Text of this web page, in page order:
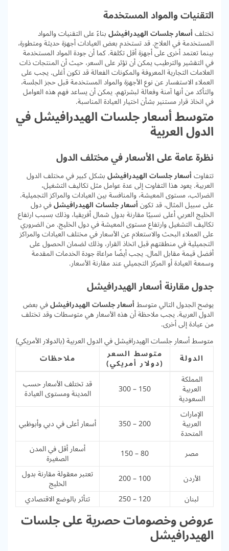
التقنيات والمواد المستخدمة
تختلفأسعار جلسات الهيدرافيشلبناءً على التقنيات والمواد
المستخدمة في العلاج. قد تستخدم بعض العيادات أجهزة حديثة ومتطورة،
بينما تعتمد أخرى على أجهزة أقل تكلفة. كما أن جودة المواد المستخدمة
في التقشير والترطيب يمكن أن تؤثر على السعر، حيث أن المنتجات ذات
العلامات التجارية المعروفة والمكونات الفعالة قد تكون أغلى. يجب على
العملاء الاستفسار عن نوع الأجهزة والمواد المستخدمة قبل حجز الجلسة،
والتأكد من أنها آمنة وفعالة لبشرتهم. يمكن أن يساعد فهم هذه العوامل
في اتخاذ قرار مستنير بشأن اختيار العيادة المناسبة.
متوسط أسعار جلسات الهيدرافيشل في
الدول العربية
نظرة عامة على الأسعار في مختلف الدول
تتفاوتأسعار جلسات الهيدرافيشلبشكل كبير في مختلف الدول
العربية. يعود هذا التفاوت إلى عدة عوامل مثل تكاليف التشغيل،
الضرائب، مستوى المعيشة، والمنافسة بين العيادات والمراكز التجميلية.
على سبيل المثال، قد تكونأسعار جلسات الهيدرافيشلفي دول
الخليج العربي أعلى نسبيًا مقارنة بدول شمال أفريقيا، وذلك بسبب ارتفاع
تكاليف التشغيل وارتفاع مستوى المعيشة في دول الخليج. من الضروري
على العملاء البحث والاستعلام عن الأسعار في مختلف العيادات والمراكز
التجميلية في منطقتهم قبل اتخاذ القرار، وذلك لضمان الحصول على
أفضل قيمة مقابل المال. يجب أيضًا مراعاة جودة الخدمات المقدمة
وسمعة العيادة أو المركز التجميلي عند مقارنة الأسعار.
جدول مقارنة أسعار الهيدرافيشل
يوضح الجدول التالي متوسطأسعار جلسات الهيدرافيشلفي بعض
الدول العربية. يجب ملاحظة أن هذه الأسعار هي متوسطات وقد تختلف
من عيادة إلى أخرى.
متوسط أسعار جلسات الهيدرافيشل في الدول العربية (بالدولار الأمريكي)
الدولة
متوسط السعر
(دولار أمريكي)
ملاحظات
المملكة
العربية
السعودية
150 – 300 قد تختلف الأسعار حسب
المدينة ومستوى العيادة
الإمارات
العربية
المتحدة
200 – 350
أسعار أعلى في دبي وأبوظبي
مصر
80 – 150 أسعار أقل في المدن
الصغيرة
الأردن
100 – 200 تعتبر معقولة مقارنة بدول
الخليج
لبنان
120 – 250 تتأثر بالوضع الاقتصادي
عروض وخصومات حصرية على جلسات
الهيدرافيشل